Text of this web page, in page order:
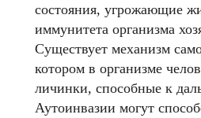
состояния, угрожающие
иммунитета организма
Существует механизм
котором в организме
личинки, способные к
Аутоинвазии могут